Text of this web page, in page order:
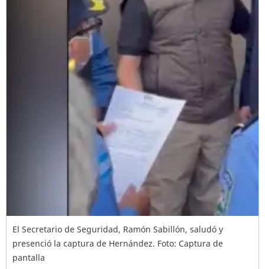
El Secretario de Seguridad, Ramón Sabillón, saludó y
presenció la captura de Hernández. Foto: Captura de
pantalla